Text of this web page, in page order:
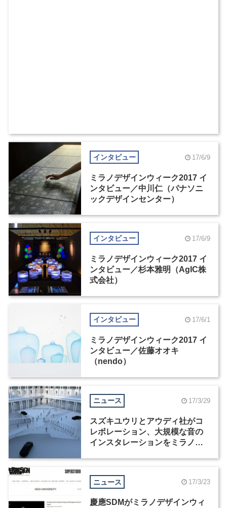
インタビュー 17/6/9
ミラノデザインウィーク2017 イ
ンタビュー／中川仁（パナソニ
ックデザインセンター）
インタビュー 17/6/9
ミラノデザインウィーク2017 イ
ンタビュー／杉本雅明（AgIC株
式会社）
インタビュー 17/6/1
ミラノデザインウィーク2017 イ
ンタビュー／佐藤オオキ
（nendo）
ニュース 17/3/29
スズキユウリとアウディ社がコ
レボレーション、大規模な音の
インスタレーションをミラノサ
ニュース 17/3/23
慶應SDMがミラノデザインウィ